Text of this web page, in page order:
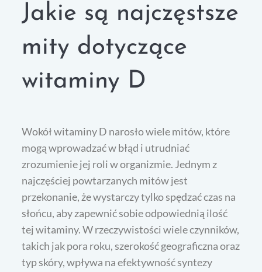
Jakie są najczęstsze
mity dotyczące
witaminy D
Wokół witaminy D narosło wiele mitów, które
mogą wprowadzać w błąd i utrudniać
zrozumienie jej roli w organizmie. Jednym z
najczęściej powtarzanych mitów jest
przekonanie, że wystarczy tylko spędzać czas na
słońcu, aby zapewnić sobie odpowiednią ilość
tej witaminy. W rzeczywistości wiele czynników,
takich jak pora roku, szerokość geograficzna oraz
typ skóry, wpływa na efektywność syntezy